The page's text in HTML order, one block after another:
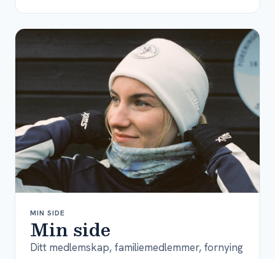
MIN SIDE
Min side
Ditt medlemskap, familiemedlemmer, fornying